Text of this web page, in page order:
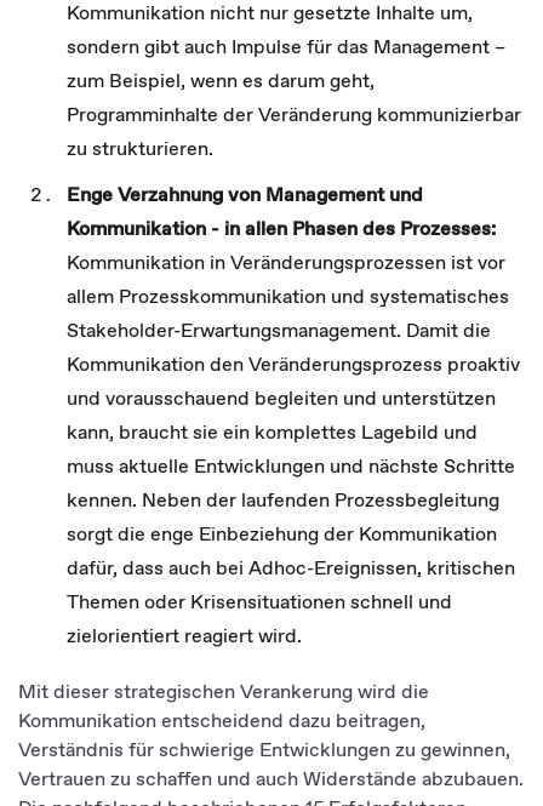
Kommunikation nicht nur gesetzte Inhalte um,
sondern gibt auch Impulse für das Management –
zum Beispiel, wenn es darum geht,
Programminhalte der Veränderung kommunizierbar
zu strukturieren.
Enge Verzahnung von Management und
Kommunikation - in allen Phasen des Prozesses:
Kommunikation in Veränderungsprozessen ist vor
allem Prozesskommunikation und systematisches
Stakeholder-Erwartungsmanagement. Damit die
Kommunikation den Veränderungsprozess proaktiv
und vorausschauend begleiten und unterstützen
kann, braucht sie ein komplettes Lagebild und
muss aktuelle Entwicklungen und nächste Schritte
kennen. Neben der laufenden Prozessbegleitung
sorgt die enge Einbeziehung der Kommunikation
dafür, dass auch bei Adhoc-Ereignissen, kritischen
Themen oder Krisensituationen schnell und
zielorientiert reagiert wird.
Mit dieser strategischen Verankerung wird die
Kommunikation entscheidend dazu beitragen,
Verständnis für schwierige Entwicklungen zu gewinnen,
Vertrauen zu schaffen und auch Widerstände abzubauen.